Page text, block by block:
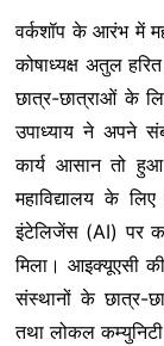
वर्कशॉप के आरंभ में
कोषाध्यक्ष अतुल
छात्र-छात्राओं के
उपाध्याय ने अपने
कार्य आसान तो
महाविद्यालय के
इंटेलिजेंस (AI) पर
मिला। आइक्यूएसी
संस्थानों के छात्र-
तथा लोकल